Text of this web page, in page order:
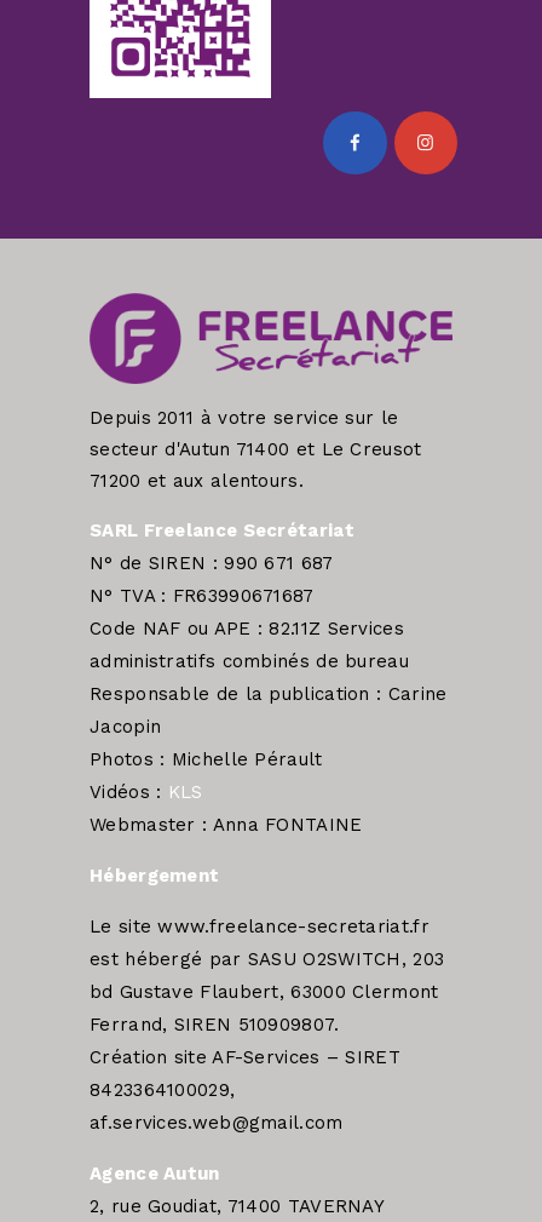
Depuis 2011 à votre service sur le
secteur d'Autun 71400 et Le Creusot
71200 et aux alentours.
SARL Freelance Secrétariat
N° de SIREN : 990 671 687
N° TVA : FR63990671687
Code NAF ou APE : 82.11Z Services
administratifs combinés de bureau
Responsable de la publication : Carine
Jacopin
Photos : Michelle Pérault
Vidéos : KLS
Webmaster : Anna FONTAINE
Hébergement
Le site www.freelance-secretariat.fr
est hébergé par SASU O2SWITCH, 203
bd Gustave Flaubert, 63000 Clermont
Ferrand, SIREN 510909807.
Création site AF-Services – SIRET
8423364100029,
af.services.web@gmail.com
Agence Autun
2, rue Goudiat, 71400 TAVERNAY